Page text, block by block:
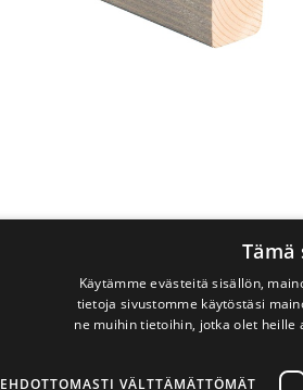
Käytämme evästeitä sisällön,
tietoja sivustomme käytöstäsi
ne muihin tietoihin, jotka olet
EHDOTTOMASTI VÄLTTÄMÄTTÖMÄT